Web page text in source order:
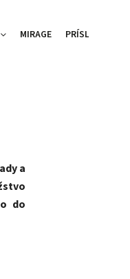
MIRAGE PRÍSLUŠENSTVO
a
do